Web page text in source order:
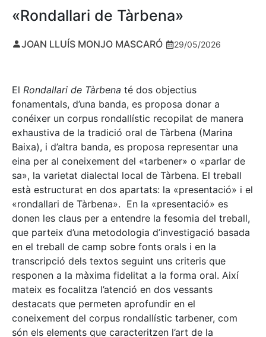
«Rondallari de Tàrbena»
JOAN LLUÍS MONJO MASCARÓ 29/05/2026
El Rondallari de Tàrbena té dos objectius
fonamentals, d’una banda, es proposa donar a
conéixer un corpus rondallístic recopilat de manera
exhaustiva de la tradició oral de Tàrbena (Marina
Baixa), i d’altra banda, es proposa representar una
eina per al coneixement del «tarbener» o «parlar de
sa», la varietat dialectal local de Tàrbena. El treball
està estructurat en dos apartats: la «presentació» i el
«rondallari de Tàrbena». En la «presentació» es
donen les claus per a entendre la fesomia del treball,
que parteix d’una metodologia d’investigació basada
en el treball de camp sobre fonts orals i en la
transcripció dels textos seguint uns criteris que
responen a la màxima fidelitat a la forma oral. Així
mateix es focalitza l’atenció en dos vessants
destacats que permeten aprofundir en el
coneixement del corpus rondallístic tarbener, com
són els elements que caracteritzen l’art de la